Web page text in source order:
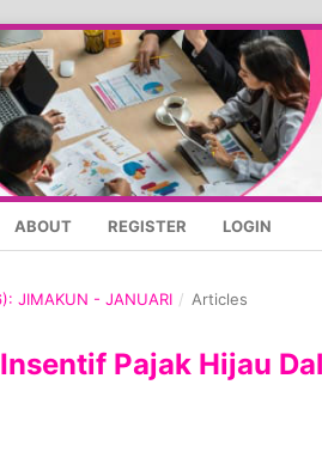
ABOUT REGISTER LOGIN
JIMAKUN - JANUARI / Articles
Pajak Hijau